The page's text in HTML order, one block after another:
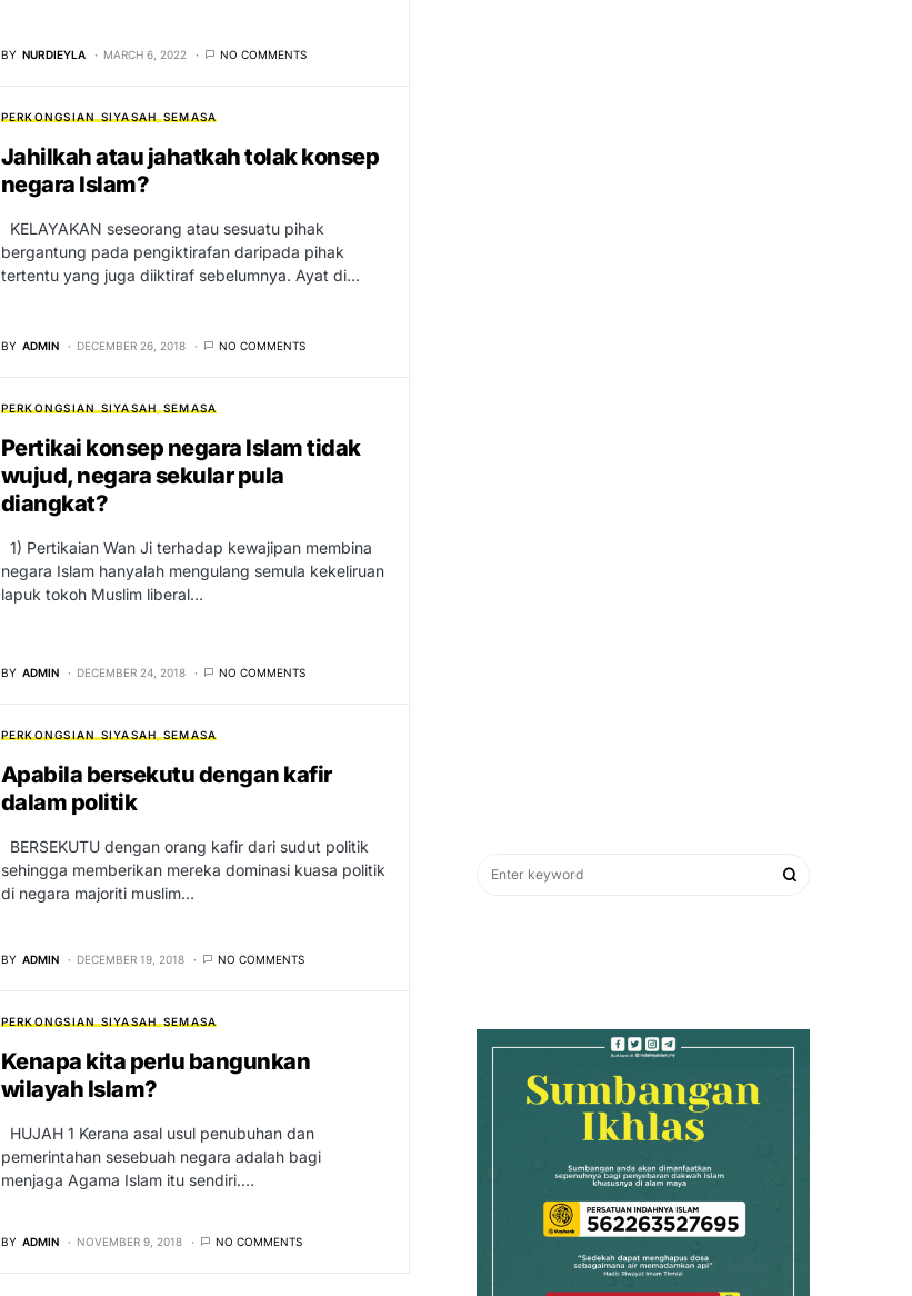
BY NURDIEYLA MARCH 6, 2022 NO COMMENTS
PERKONGSIAN SIYASAH SEMASA
Jahilkah atau jahatkah tolak konsep
negara Islam?
KELAYAKAN seseorang atau sesuatu pihak
bergantung pada pengiktirafan daripada pihak
tertentu yang juga diiktiraf sebelumnya. Ayat di…
BY ADMIN DECEMBER 26, 2018 NO COMMENTS
PERKONGSIAN SIYASAH SEMASA
Pertikai konsep negara Islam tidak
wujud, negara sekular pula
diangkat?
1) Pertikaian Wan Ji terhadap kewajipan membina
negara Islam hanyalah mengulang semula kekeliruan
lapuk tokoh Muslim liberal…
BY ADMIN DECEMBER 24, 2018 NO COMMENTS
PERKONGSIAN SIYASAH SEMASA
Apabila bersekutu dengan kafir
dalam politik
BERSEKUTU dengan orang kafir dari sudut politik
sehingga memberikan mereka dominasi kuasa politik
di negara majoriti muslim…
BY ADMIN DECEMBER 19, 2018 NO COMMENTS
PERKONGSIAN SIYASAH SEMASA
Kenapa kita perlu bangunkan
wilayah Islam?
HUJAH 1 Kerana asal usul penubuhan dan
pemerintahan sesebuah negara adalah bagi
menjaga Agama Islam itu sendiri.…
BY ADMIN NOVEMBER 9, 2018 NO COMMENTS